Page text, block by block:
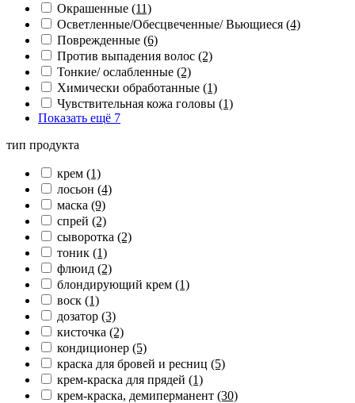
Окрашенные (11)
Осветленные/Обесцвеченные/ Вьющиеся (4)
Поврежденные (6)
Против выпадения волос (2)
Тонкие/ ослабленные (2)
Химически обработанные (1)
Чувствительная кожа головы (1)
Показать ещё 7
тип продукта
крем (1)
лосьон (4)
маска (9)
спрей (2)
сыворотка (2)
тоник (1)
флюид (2)
блондирующий крем (1)
воск (1)
дозатор (3)
кисточка (2)
кондиционер (5)
краска для бровей и ресниц (5)
крем-краска для прядей (1)
крем-краска, демиперманент (30)